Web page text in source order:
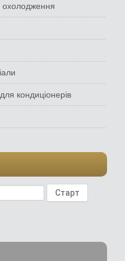
охолодження
кондиціонерів